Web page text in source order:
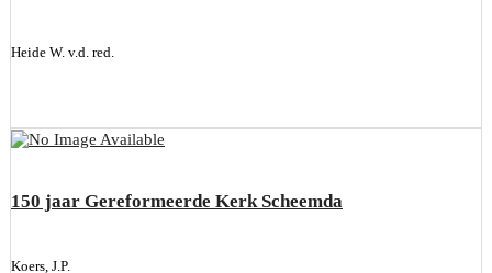
Heide W. v.d. red.
150 jaar Gereformeerde Kerk Scheemda
Koers, J.P.